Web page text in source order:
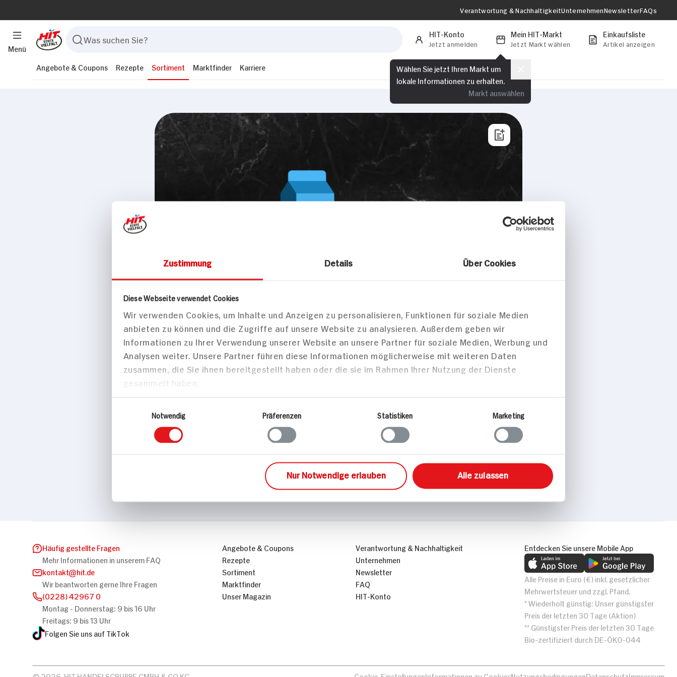
Zustimmung Details Über Cookies
Diese Webseite verwendet Cookies
Wir verwenden Cookies, um Inhalte und Anzeigen zu personalisieren, Funktionen für soziale Medien
anbieten zu können und die Zugriffe auf unsere Website zu analysieren. Außerdem geben wir
Informationen zu Ihrer Verwendung unserer Website an unsere Partner für soziale Medien, Werbung und
Analysen weiter. Unsere Partner führen diese Informationen möglicherweise mit weiteren Daten
zusammen, die Sie ihnen bereitgestellt haben oder die sie im Rahmen Ihrer Nutzung der Dienste
gesammelt haben.
Notwendig
Präferenzen Statistiken Marketing
Nur Notwendige erlauben Alle zulassen
Menü
Verantwortung & NachhaltigkeitUnternehmenNewsletterFAQs
HIT-Konto
Jetzt anmelden
Mein HIT-Markt
Jetzt Markt wählen
Wählen Sie jetzt Ihren Markt um
lokale Informationen zu erhalten.
Markt auswählen
Einkaufsliste
Artikel anzeigen
Angebote & Coupons Rezepte Sortiment Marktfinder Karriere
Käse, Eier & Molkerei
Merl / Brühl Raclette Dessert Zimt
190g Packung
Zum Marktfinder
Häufig gestellte Fragen
Mehr Informationen in unserem FAQ
kontakt
hit.de
Wir beantworten gerne Ihre Fragen
(0228) 42967 0
Montag - Donnerstag: 9 bis 16 Uhr
Freitags: 9 bis 13 Uhr
Folgen Sie uns auf TikTok
Angebote & Coupons
Rezepte
Sortiment
Marktfinder
Unser Magazin
Verantwortung & Nachhaltigkeit
Unternehmen
Newsletter
FAQ
HIT-Konto
Entdecken Sie unsere Mobile App
Alle Preise in Euro (€) inkl. gesetzlicher
Mehrwertsteuer und zzgl. Pfand.
* Wiederholt günstig: Unser günstigster
Preis der letzten 30 Tage (Aktion)
** Günstigster Preis der letzten 30 Tage
Bio-zertifiziert durch DE-ÖKO-044